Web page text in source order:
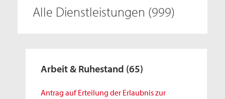
Alle Dienstleistungen (999)
Arbeit & Ruhestand (65)
Antrag auf Erteilung der Erlaubnis zur